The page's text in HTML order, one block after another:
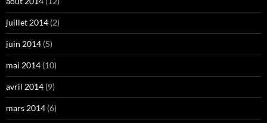
juillet 2014 (2)
juin 2014 (5)
mai 2014 (10)
avril 2014 (9)
mars 2014 (6)